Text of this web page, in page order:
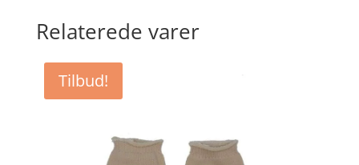
Relaterede varer
Tilbud!